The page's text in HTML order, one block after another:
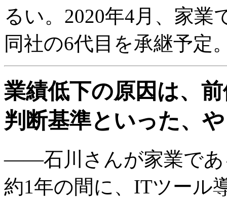
るい。2020年4月、家業
同社の6代目を承継予定
業績低下の原因は、
判断基準といった、
――石川さんが家業であ
約1年の間に、ITツール